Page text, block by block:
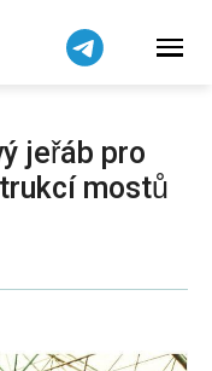
jeřáb pro
mostů